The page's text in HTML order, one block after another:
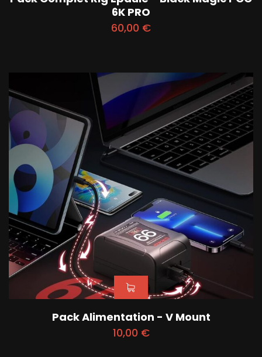
6K PRO
60,00 €
Pack Alimentation - V Mount
10,00 €